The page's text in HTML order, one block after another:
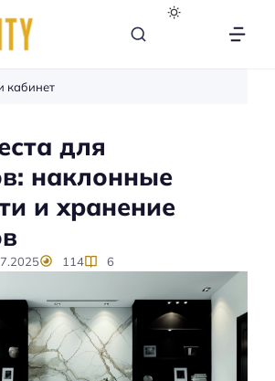
кабинет
для
наклонные
и хранение
114 6